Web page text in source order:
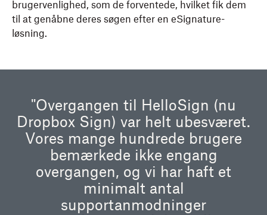
brugervenlighed, som de forventede, hvilket fik dem
til at genåbne deres søgen efter en eSignature-
løsning.
"Overgangen til HelloSign (nu
Dropbox Sign) var helt ubesværet.
Vores mange hundrede brugere
bemærkede ikke engang
overgangen, og vi har haft et
minimalt antal
supportanmodninger